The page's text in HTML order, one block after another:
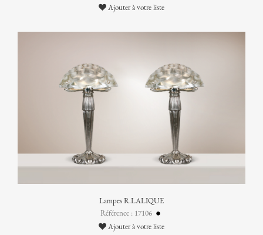
Ajouter à votre liste
Lampes R.LALIQUE
Référence : 17106
Ajouter à votre liste